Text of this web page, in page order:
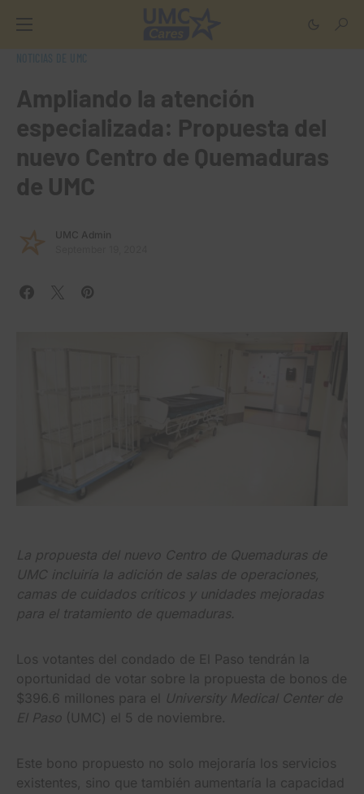
Ampliando la atención
especializada: Propuesta del
nuevo Centro de Quemaduras
de UMC
UMC Admin
La propuesta del nuevo Centro de Quemaduras de
UMC incluiría la adición de salas de operaciones,
camas de cuidados críticos y unidades mejoradas
para el tratamiento de quemaduras.
Los votantes del condado de El Paso tendrán la
oportunidad de votar sobre la propuesta de bonos de
$396.6 millones para el
University Medical Center de
El Paso (UMC) el 5 de noviembre.
Este bono propuesto no solo mejoraría los servicios
existentes, sino que también aumentaría la capacidad